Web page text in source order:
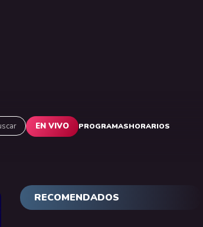
EN VIVO PROGRAMASHORARIOS
RECOMENDADOS